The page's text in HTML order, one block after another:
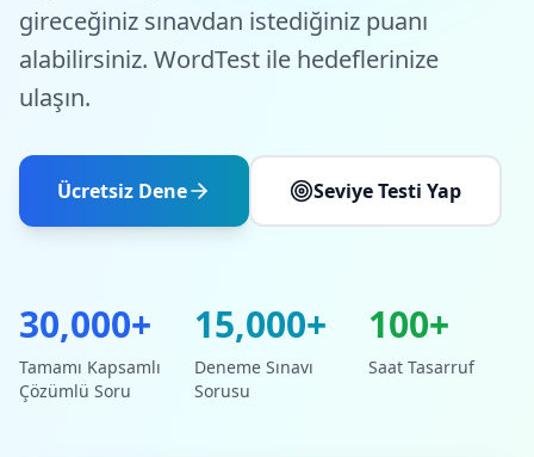
gireceğiniz sınavdan istediğiniz puanı
alabilirsiniz. WordTest ile hedeflerinize
ulaşın.
Ücretsiz Dene Seviye Testi Yap
30,000+
Tamamı Kapsamlı
Çözümlü Soru
15,000+
Deneme Sınavı
Sorusu
100+
Saat Tasarruf